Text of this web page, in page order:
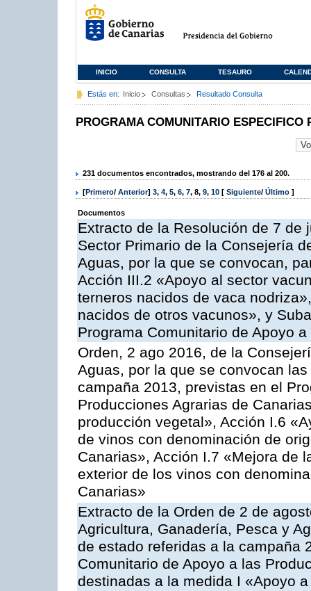
INICIO CONSULTA TESAURO
Estás en: Inicio Consultas Resultado Consulta
PROGRAMA COMUNITARIO ESPECIFICO
231 documentos encontrados, mostrando del 176 al 200.
[Primero/ Anterior] 3, 4, 5, 6, 7, 8, 9, 10 [ Siguiente/ Último ]
Documentos
Extracto de la Resolución de 7
Sector Primario de la Consejería
Aguas, por la que se convocan,
Acción III.2 «Apoyo al sector
terneros nacidos de vaca
nacidos de otros vacunos», y
Programa Comunitario de Apoyo
Orden, 2 ago 2016, de la
Aguas, por la que se convocan
campaña 2013, previstas en el
Producciones Agrarias de
producción vegetal», Acción I.6
de vinos con denominación de
Canarias», Acción I.7 «Mejora de
exterior de los vinos con
Canarias»
Extracto de la Orden de 2 de
Agricultura, Ganadería, Pesca y
de estado referidas a la campaña
Comunitario de Apoyo a las
destinadas a la medida I «Apoyo